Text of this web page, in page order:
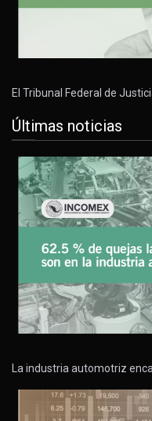
El Tribunal Federal de
Últimas noticias
La industria automotriz